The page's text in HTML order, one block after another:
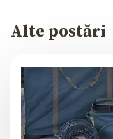
Alte postări